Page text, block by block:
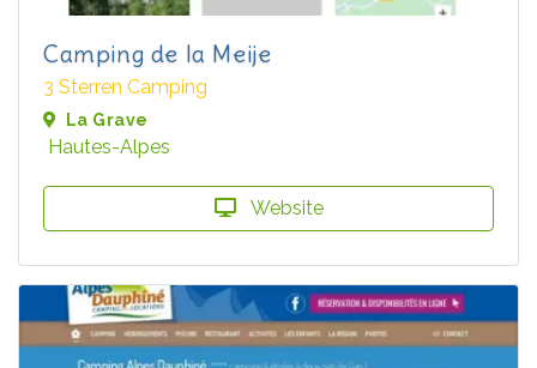
Camping de la Meije
3 Sterren Camping
La Grave
Hautes-Alpes
Website